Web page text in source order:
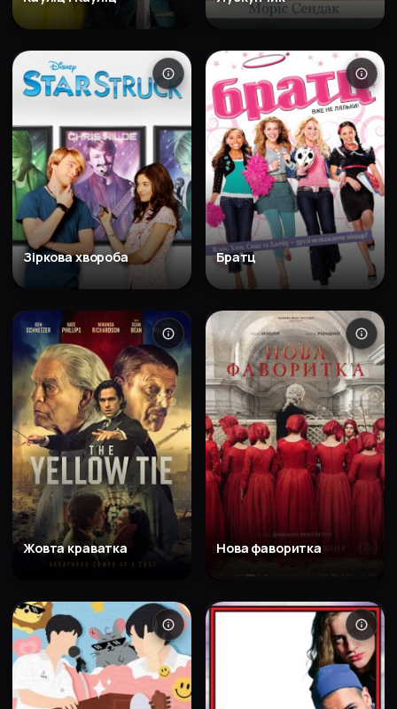
Зіркова хвороба Братц
Жовта краватка Нова фаворитка